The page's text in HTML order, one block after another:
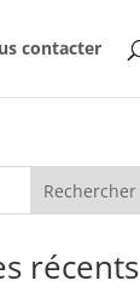
contacter
Rechercher
récents